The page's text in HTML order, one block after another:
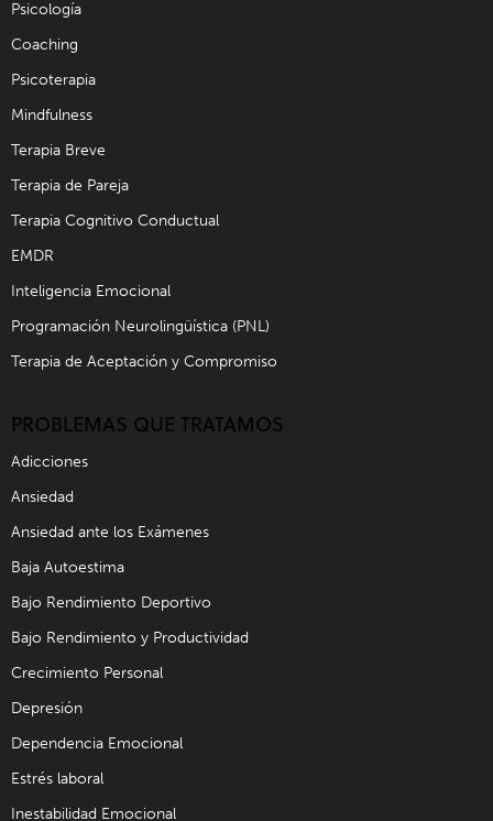
Psicología
Coaching
Psicoterapia
Mindfulness
Terapia Breve
Terapia de Pareja
Terapia Cognitivo Conductual
EMDR
Inteligencia Emocional
Programación Neurolingüística (PNL)
Terapia de Aceptación y Compromiso
PROBLEMAS QUE TRATAMOS
Adicciones
Ansiedad
Ansiedad ante los Exámenes
Baja Autoestima
Bajo Rendimiento Deportivo
Bajo Rendimiento y Productividad
Crecimiento Personal
Depresión
Dependencia Emocional
Estrés laboral
Inestabilidad Emocional